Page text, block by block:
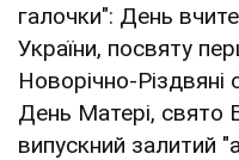
галочки": День
України, посвяту
Новорічно-
День Матері, свято
випускний залитий